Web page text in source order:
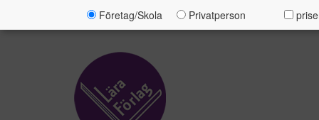
Företag/Skola Privatperson